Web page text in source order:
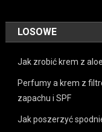
LOSOWE
Jak zrobić krem z
Perfumy a krem z
zapachu i SPF
Jak poszerzyć